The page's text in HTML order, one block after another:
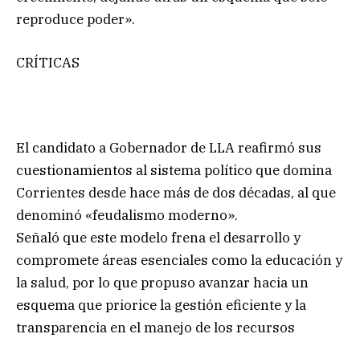
reproduce poder».
CRÍTICAS
El candidato a Gobernador de LLA reafirmó sus
cuestionamientos al sistema político que domina
Corrientes desde hace más de dos décadas, al que
denominó «feudalismo moderno».
Señaló que este modelo frena el desarrollo y
compromete áreas esenciales como la educación y
la salud, por lo que propuso avanzar hacia un
esquema que priorice la gestión eficiente y la
transparencia en el manejo de los recursos